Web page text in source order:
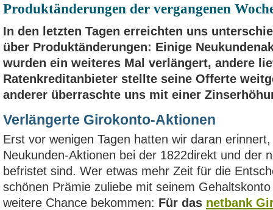
Produktänderungen der vergangenen
In den letzten Tagen erreichten uns
über Produktänderungen: Einige
wurden ein weiteres Mal verlängert, andere
Ratenkreditanbieter stellte seine Offerte
anderer überraschte uns mit einer
Verlängerte Girokonto-Aktionen
Erst vor wenigen Tagen hatten wir daran
Neukunden-Aktionen bei der 1822direkt und der
befristet sind. Wer etwas mehr Zeit für die
schönen Prämie zuliebe mit seinem
weitere Chance bekommen: Für das netbank